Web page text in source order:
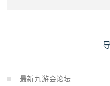
最新九游会论坛